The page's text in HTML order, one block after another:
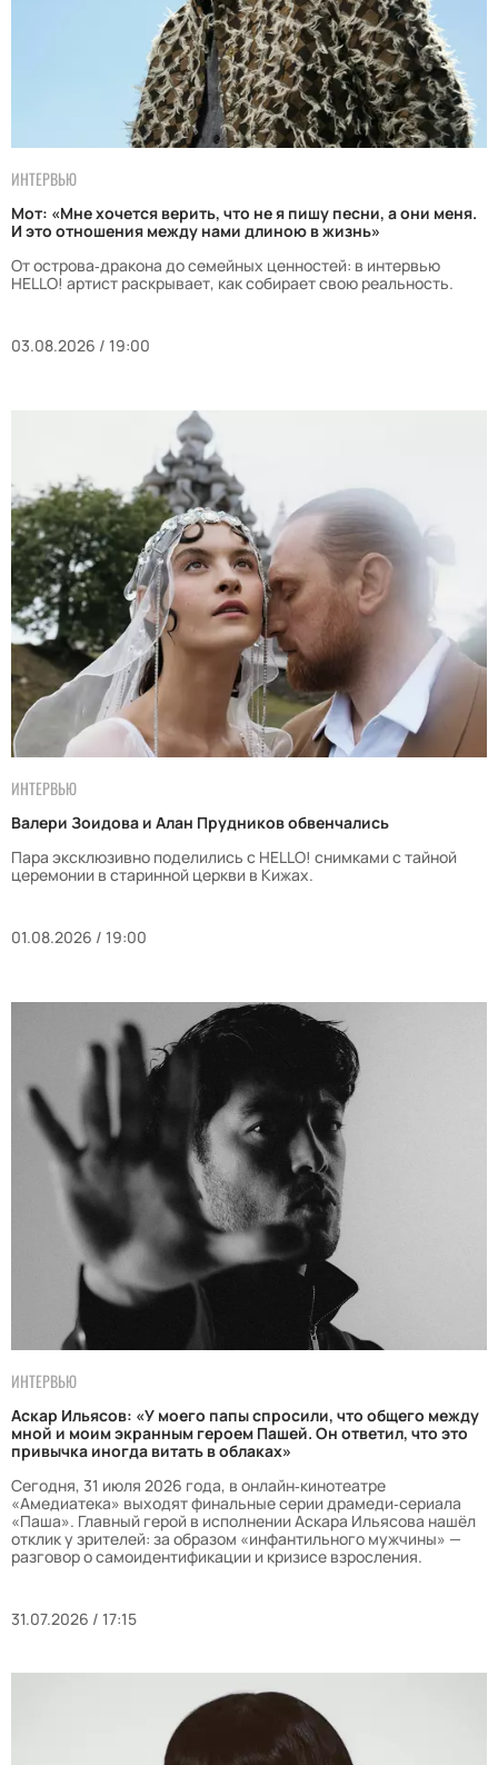
ИНТЕРВЬЮ
Мот: «Мне хочется верить, что не я пишу песни, а они меня.
И это отношения между нами длиною в жизнь»
От острова‑дракона до семейных ценностей: в интервью
HELLO! артист раскрывает, как собирает свою реальность.
03.08.2026 / 19:00
ИНТЕРВЬЮ
Валери Зоидова и Алан Прудников обвенчались
Пара эксклюзивно поделились с HELLO! снимками с тайной
церемонии в старинной церкви в Кижах.
01.08.2026 / 19:00
ИНТЕРВЬЮ
Аскар Ильясов: «У моего папы спросили, что общего между
мной и моим экранным героем Пашей. Он ответил, что это
привычка иногда витать в облаках»
Сегодня, 31 июля 2026 года, в онлайн‑кинотеатре
«Амедиатека» выходят финальные серии драмеди‑сериала
«Паша». Главный герой в исполнении Аскара Ильясова нашёл
отклик у зрителей: за образом «инфантильного мужчины» —
разговор о самоидентификации и кризисе взросления.
31.07.2026 / 17:15